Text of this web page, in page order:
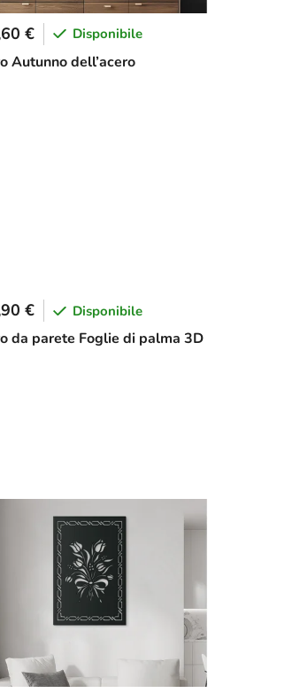
Autunno dell’acero
€ Disponibile
da parete Foglie di palma 3D
€ Disponibile